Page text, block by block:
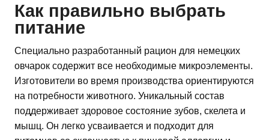
Как правильно выбрать
питание
Специально разработанный рацион для немецких
овчарок содержит все необходимые микроэлементы.
Изготовители во время производства ориентируются
на потребности животного. Уникальный состав
поддерживает здоровое состояние зубов, скелета и
мышц. Он легко усваивается и подходит для